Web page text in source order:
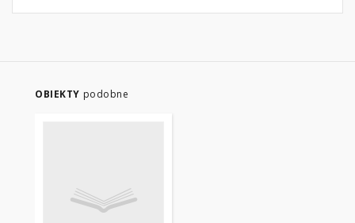
OBIEKTY podobne